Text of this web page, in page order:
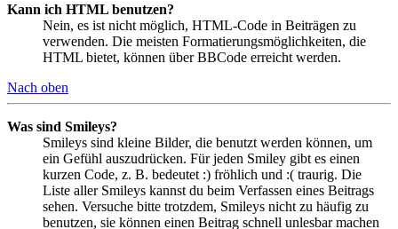
Kann ich HTML benutzen?
Nein, es ist nicht möglich, HTML-Code in Beiträgen zu
verwenden. Die meisten Formatierungsmöglichkeiten, die
HTML bietet, können über BBCode erreicht werden.
Nach oben
Was sind Smileys?
Smileys sind kleine Bilder, die benutzt werden können, um
ein Gefühl auszudrücken. Für jeden Smiley gibt es einen
kurzen Code, z. B. bedeutet :) fröhlich und :( traurig. Die
Liste aller Smileys kannst du beim Verfassen eines Beitrags
sehen. Versuche bitte trotzdem, Smileys nicht zu häufig zu
benutzen, sie können einen Beitrag schnell unlesbar machen